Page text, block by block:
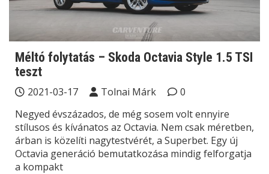
Méltó folytatás – Skoda Octavia Style 1.5 TSI
teszt
2021-03-17 Tolnai Márk
0
Negyed évszázados, de még sosem volt ennyire
stílusos és kívánatos az Octavia. Nem csak méretben,
árban is közelíti nagytestvérét, a Superbet. Egy új
Octavia generáció bemutatkozása mindig felforgatja
a kompakt